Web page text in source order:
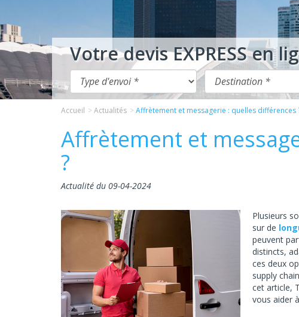
Accueil Actualités Affrètement et messagerie : quelles différences
Affrètement et
?
Actualité du 09-04-2024
Plusieurs
sur de
peuvent
distincts,
ces deux
supply
cet article,
vous aider
Votre devis EXPRESS en